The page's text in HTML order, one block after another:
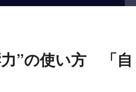
”の使い方 「自